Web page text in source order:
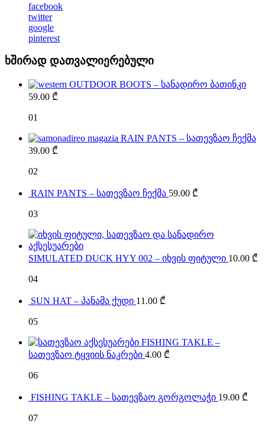
facebook
twitter
google
pinterest
ხშირად დათვალიერებული
OUTDOOR BOOTS – სანადირო ბათინკი
59.00 ₾
01
RAIN PANTS – სათევზაო ჩექმა
39.00 ₾
02
RAIN PANTS – სათევზაო ჩექმა 59.00 ₾
03
SIMULATED DUCK HYY 002 – იხვის ფიტული 10.00 ₾
04
SUN HAT – პანამა ქუდი 11.00 ₾
05
FISHING TAKLE –
სათევზაო ტყვიის ნაკრები 4.00 ₾
06
FISHING TAKLE – სათევზაო გორგოლაჭი 19.00 ₾
07